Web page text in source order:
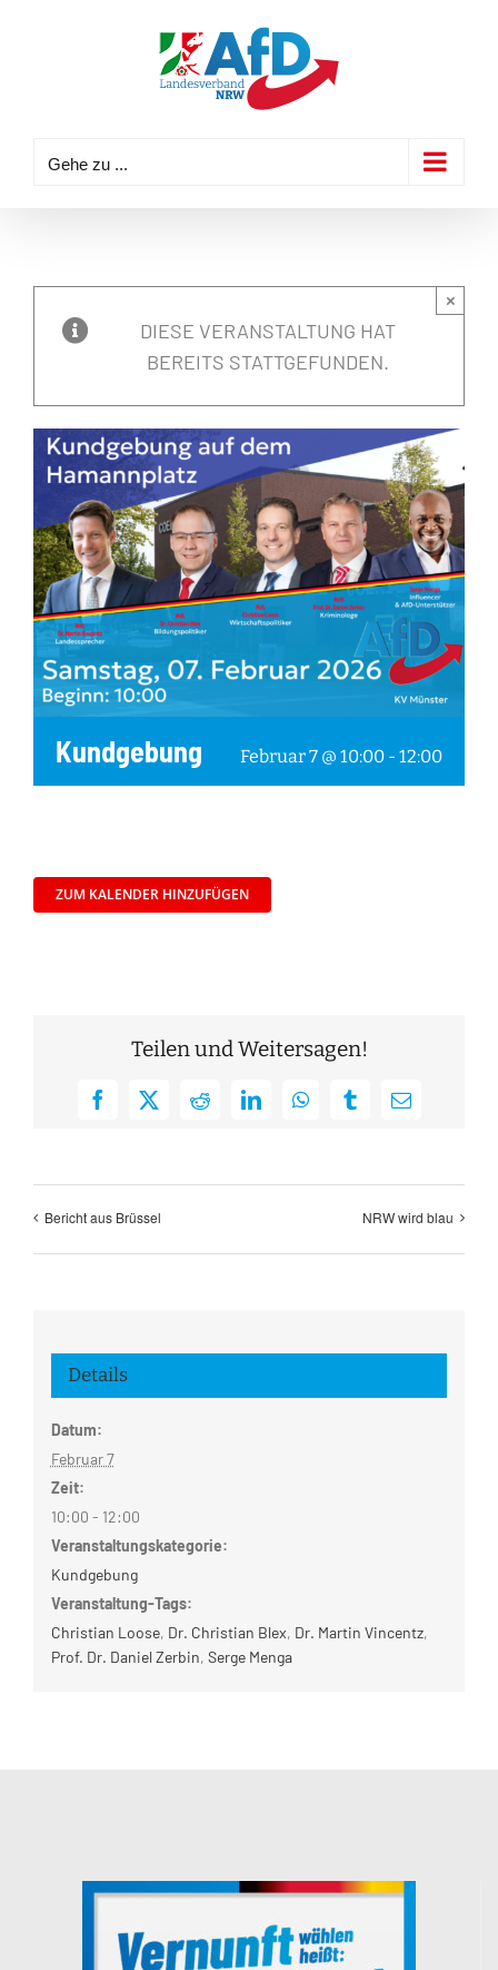
Gehe zu ...
DIESE VERANSTALTUNG HAT
BEREITS STATTGEFUNDEN.
×
Kundgebung Februar 7 @ 10:00 - 12:00
ZUM KALENDER HINZUFÜGEN
Teilen und Weitersagen!
Facebook
X RedditLinkedInWhatsAppTumblrE-
Bericht aus Brüssel NRW wird blau
Details
Datum:
Februar 7
Zeit:
10:00 - 12:00
Veranstaltungskategorie:
Kundgebung
Veranstaltung-Tags:
Christian Loose, Dr. Christian Blex, Dr. Martin Vincentz,
Prof. Dr. Daniel Zerbin, Serge Menga